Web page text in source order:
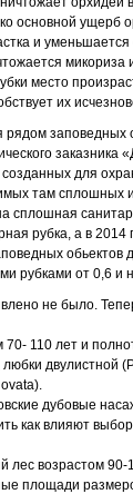
основной ущерб
и
место
их
заповедных
заказника
для
там
сплошная
рубка, а в 2014
рубками от 0,6 и
не было.
110 лет и
двулистной
дубовые
как влияют
лес возрастом
площади